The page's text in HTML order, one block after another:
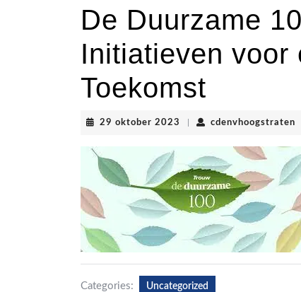
De Duurzame
Initiatieven voor
Toekomst
29 oktober 2023 29
cdenvhoogstraten
Categories: Uncategorized